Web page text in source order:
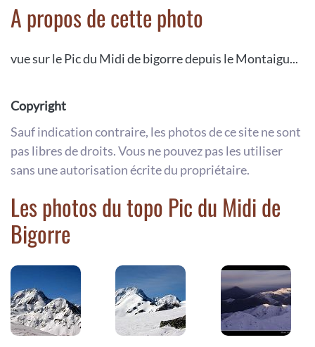
A propos de cette photo
vue sur le Pic du Midi de bigorre depuis le Montaigu...
Copyright
Sauf indication contraire, les photos de ce site ne sont
pas libres de droits. Vous ne pouvez pas les utiliser
sans une autorisation écrite du propriétaire.
Les photos du topo Pic du Midi de
Bigorre